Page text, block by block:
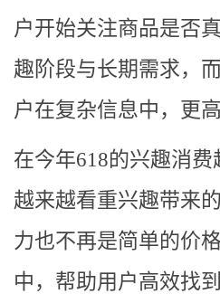
户开始关注商品是否
趣阶段与长期需求，
户在复杂信息中，更
在今年618的兴趣消
越来越看重兴趣带来
力也不再是简单的价
中，帮助用户高效找